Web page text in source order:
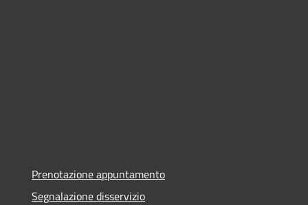
Prenotazione appuntamento
Segnalazione disservizio